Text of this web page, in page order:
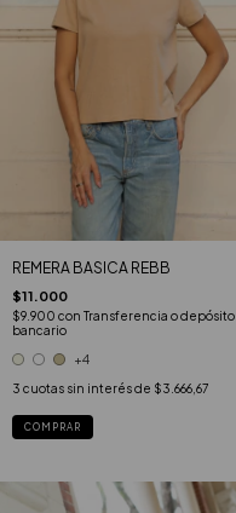
REMERA BASICA REBB
$11.000
$9.900 con Transferencia o depósito
bancario
+4
3 cuotas sin interés de $3.666,67
COMPRAR